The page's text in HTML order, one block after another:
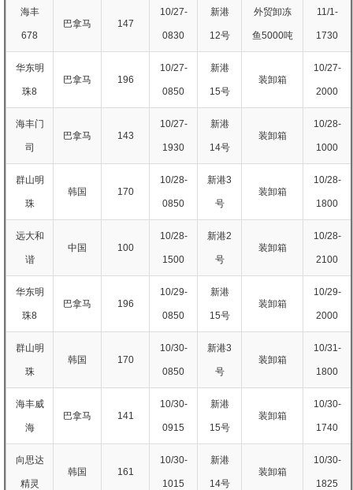
海丰
678
巴拿马 147
10/27-
0830
新港
12号
外贸卸冻
鱼5000吨
11/1-
1730
华东明
珠8
巴拿马 196
10/27-
0850
新港
15号
装卸箱
10/27-
2000
海丰门
司
巴拿马 143
10/27-
1930
新港
14号
装卸箱
10/28-
1000
群山明
珠
韩国 170
10/28-
0850
新港3
号
装卸箱
10/28-
1800
远大和
谐
中国 100
10/28-
1500
新港2
号
装卸箱
10/28-
2100
华东明
珠8
巴拿马 196
10/29-
0850
新港
15号
装卸箱
10/29-
2000
群山明
珠
韩国 170
10/30-
0850
新港3
号
装卸箱
10/31-
1800
海丰威
海
巴拿马 141
10/30-
0915
新港
15号
装卸箱
10/30-
1740
向思达
精灵
韩国 161
10/30-
1015
新港
14号
装卸箱
10/30-
1825